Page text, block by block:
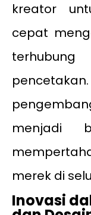
kreator
cepat
menjadi
merek di
Inovasi